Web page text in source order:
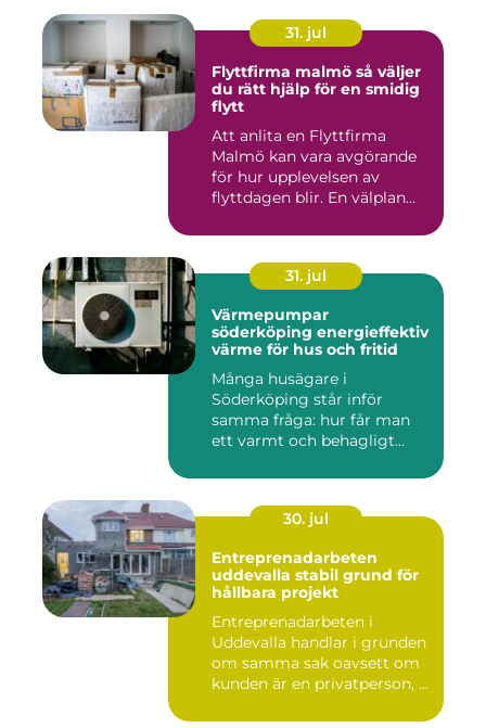
31. jul
Flyttfirma malmö så väljer
du rätt hjälp för en smidig
flytt
Att anlita en Flyttfirma
Malmö kan vara avgörande
för hur upplevelsen av
flyttdagen blir. En välplan...
31. jul
Värmepumpar
söderköping energieffektiv
värme för hus och fritid
Många husägare i
Söderköping står inför
samma fråga: hur får man
ett varmt och behagligt
30. jul
Entreprenadarbeten
uddevalla stabil grund för
hållbara projekt
Entreprenadarbeten i
Uddevalla handlar i grunden
om samma sak oavsett om
kunden är en privatperson, ...